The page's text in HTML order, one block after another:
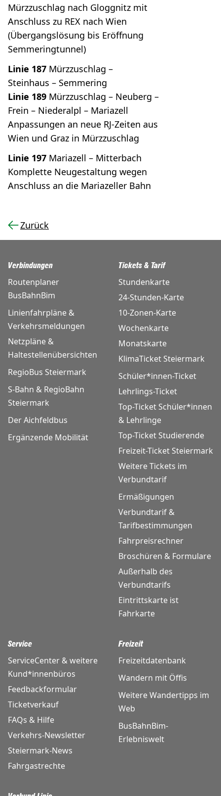
Mürzzuschlag nach Gloggnitz mit
Anschluss zu REX nach Wien
(Übergangslösung bis Eröffnung
Semmeringtunnel)
Linie 187 Mürzzuschlag –
Steinhaus – Semmering
Linie 189 Mürzzuschlag – Neuberg –
Frein – Niederalpl – Mariazell
Anpassungen an neue RJ-Zeiten aus
Wien und Graz in Mürzzuschlag
Linie 197 Mariazell – Mitterbach
Komplette Neugestaltung wegen
Anschluss an die Mariazeller Bahn
Zurück
Verbindungen
Routenplaner
BusBahnBim
Linienfahrpläne &
Verkehrsmeldungen
Netzpläne &
Haltestellenübersichten
RegioBus Steiermark
S-Bahn & RegioBahn
Steiermark
Der Aichfeldbus
Ergänzende Mobilität
Tickets & Tarif
Stundenkarte
24-Stunden-Karte
10-Zonen-Karte
Wochenkarte
Monatskarte
KlimaTicket Steiermark
Schüler*innen-Ticket
Lehrlings-Ticket
Top-Ticket Schüler*innen
& Lehrlinge
Top-Ticket Studierende
Freizeit-Ticket Steiermark
Weitere Tickets im
Verbundtarif
Ermäßigungen
Verbundtarif &
Tarifbestimmungen
Fahrpreisrechner
Broschüren & Formulare
Außerhalb des
Verbundtarifs
Eintrittskarte ist
Fahrkarte
Service
ServiceCenter & weitere
Kund*innenbüros
Feedbackformular
Ticketverkauf
FAQs & Hilfe
Verkehrs-Newsletter
Steiermark-News
Fahrgastrechte
Freizeit
Freizeitdatenbank
Wandern mit Öffis
Weitere Wandertipps im
Web
BusBahnBim-
Erlebniswelt